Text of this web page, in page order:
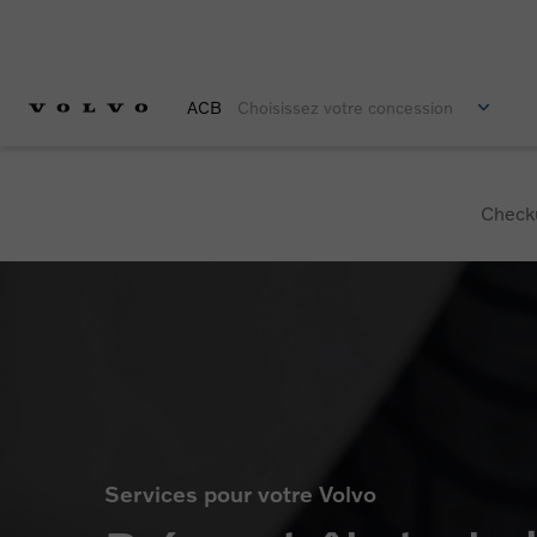
ACB Choisissez votre concession
Services pour votre Volvo